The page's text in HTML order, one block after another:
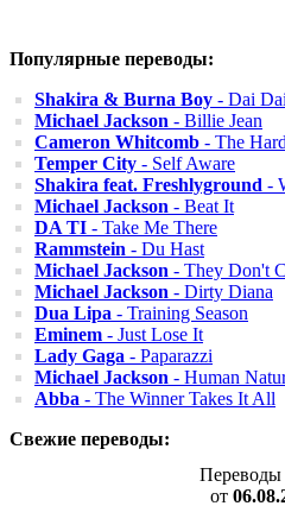
Популярные переводы:
Shakira & Burna Boy - Dai Dai
Michael Jackson - Billie Jean
Cameron Whitcomb - The
Temper City - Self Aware
Shakira feat. Freshlyground -
Michael Jackson - Beat It
DA TI - Take Me There
Rammstein - Du Hast
Michael Jackson - They Don't
Michael Jackson - Dirty Diana
Dua Lipa - Training Season
Eminem - Just Lose It
Lady Gaga - Paparazzi
Michael Jackson - Human
Abba - The Winner Takes It All
Свежие переводы:
Переводы
от